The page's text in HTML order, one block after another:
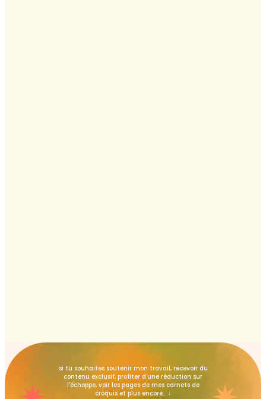
si tu souhaites soutenir mon travail, recevoir du
contenu exclusif, profiter d'une réduction sur
l'échoppe, voir les pages de mes carnets de
croquis et plus encore... ↓